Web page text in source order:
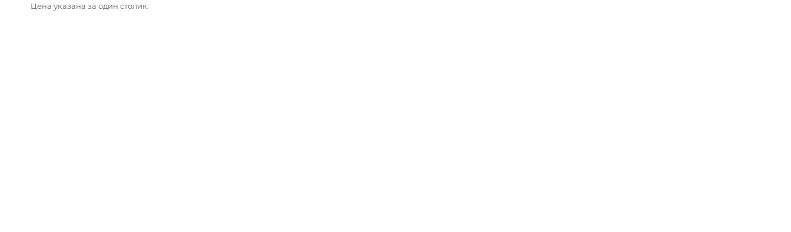
Цена указана за один столик.